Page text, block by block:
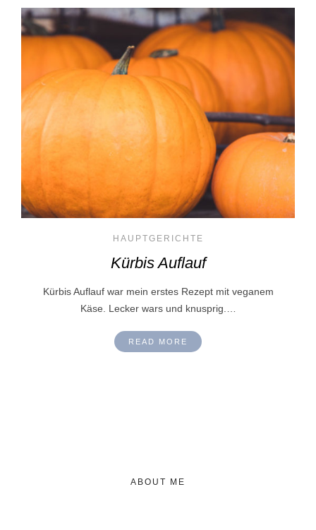
HAUPTGERICHTE
Kürbis Auflauf
Kürbis Auflauf war mein erstes Rezept mit veganem
Käse. Lecker wars und knusprig.…
READ MORE
ABOUT ME